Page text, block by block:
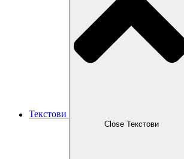
Текстови
Close Текстови